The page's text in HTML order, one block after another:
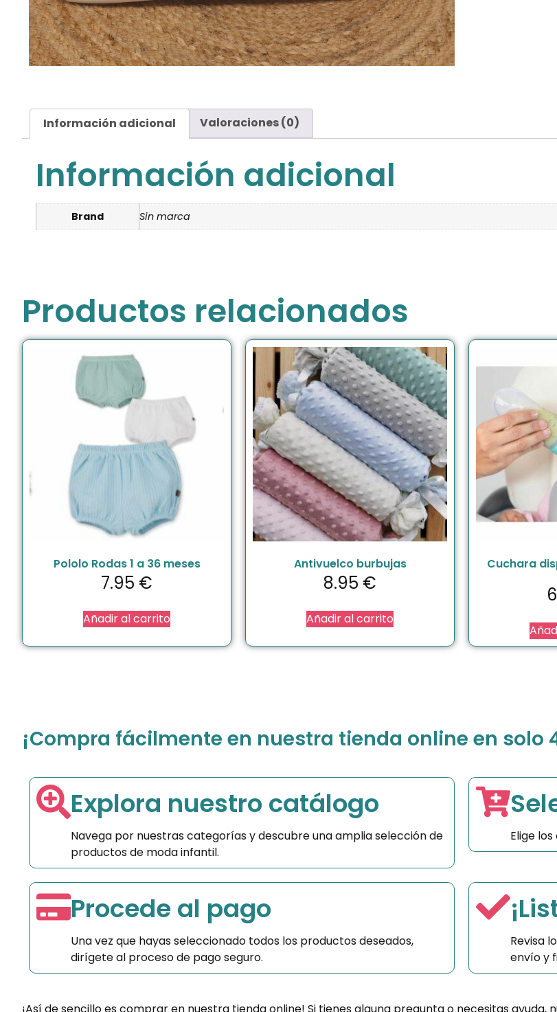
Información adicional Valoraciones (0)
Información adicional
Brand Sin marca
Productos relacionados
Pololo Rodas 1 a 36 meses
7.95 €
Añadir al carrito
Antivuelco burbujas
8.95 €
Añadir al carrito
Cuchara
¡Compra fácilmente en nuestra tienda online en solo
Explora nuestro catálogo
Navega por nuestras categorías y descubre una amplia selección de
productos de moda infantil.
Elige
Procede al pago
Una vez que hayas seleccionado todos los productos deseados,
dirígete al proceso de pago seguro.
Revisa
envío y
¡Así de sencillo es comprar en nuestra tienda online! Si tienes alguna pregunta o necesitas